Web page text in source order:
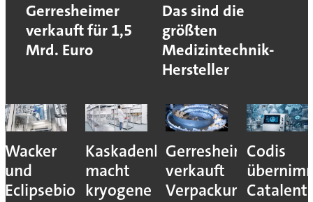
Gerresheimer
verkauft für 1,5
Mrd. Euro
Das sind die
größten
Medizintechnik-
Hersteller
Wacker
und
Eclipsebio
Kaskadenkonzept
macht
kryogene
Gerresheimer
verkauft
Verpackungs-
Codis
Catalent-